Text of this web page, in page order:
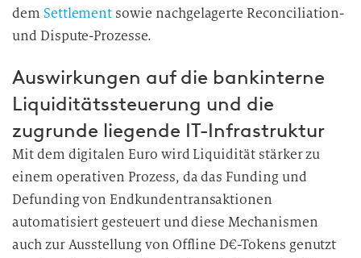
dem Settlement sowie nachgelagerte Reconciliation-
und Dispute-Prozesse.
Auswirkungen auf die bankinterne
Liquiditätssteuerung und die
zugrunde liegende IT-Infrastruktur
Mit dem digitalen Euro wird Liquidität stärker zu
einem operativen Prozess, da das Funding und
Defunding von Endkundentransaktionen
automatisiert gesteuert und diese Mechanismen
auch zur Ausstellung von Offline D€-Tokens genutzt